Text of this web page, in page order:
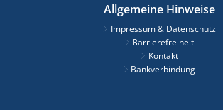
Allgemeine Hinweise
Impressum & Datenschutz
Barrierefreiheit
Kontakt
Bankverbindung